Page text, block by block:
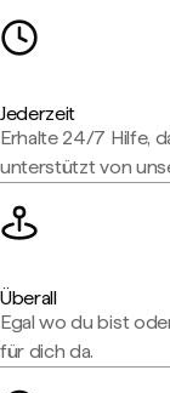
Jederzeit
Erhalte 24/7 Hilfe,
unterstützt von
Überall
Egal wo du bist
für dich da.